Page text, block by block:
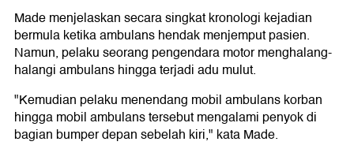
Made menjelaskan secara singkat kronologi kejadian
bermula ketika ambulans hendak menjemput pasien.
Namun, pelaku seorang pengendara motor menghalang-
halangi ambulans hingga terjadi adu mulut.
"Kemudian pelaku menendang mobil ambulans korban
hingga mobil ambulans tersebut mengalami penyok di
bagian bumper depan sebelah kiri," kata Made.